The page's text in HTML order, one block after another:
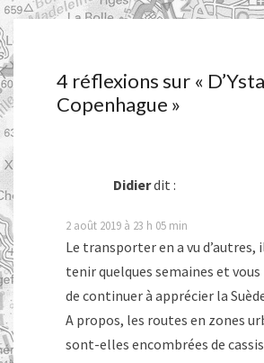
4 réflexions sur «
Copenhague »
Didierdit :
2 août 2019 à 23 h 05 min
Le transporter en a vu d’autres,
tenir quelques semaines et
de continuer à apprécier la
A propos, les routes en zones
sont-elles encombrées de